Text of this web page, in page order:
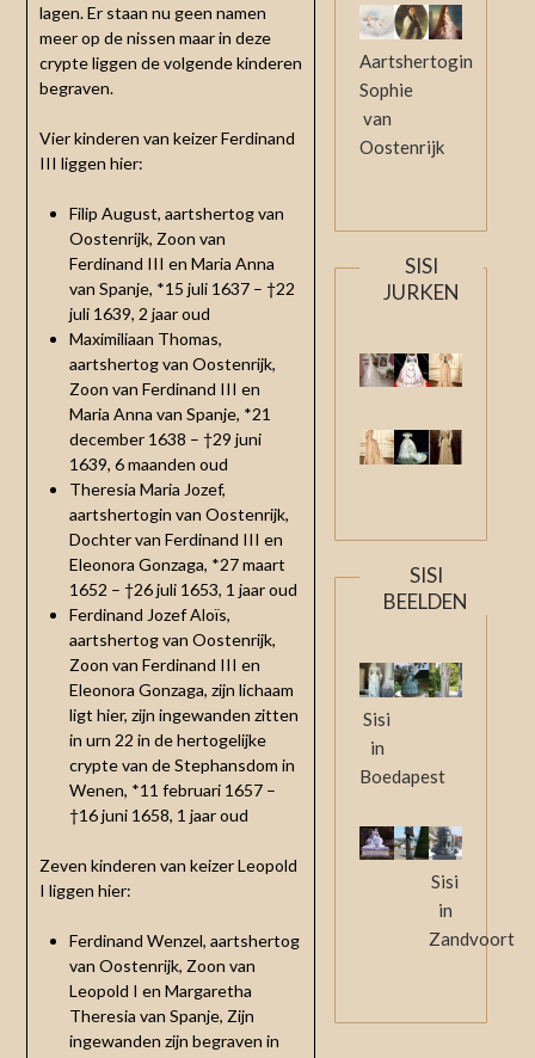
lagen. Er staan nu geen namen
meer op de nissen maar in deze
crypte liggen de volgende kinderen
begraven.
Vier kinderen van keizer Ferdinand
III liggen hier:
Filip August, aartshertog van
Oostenrijk, Zoon van
Ferdinand III en Maria Anna
van Spanje, *15 juli 1637 – †22
juli 1639, 2 jaar oud
Maximiliaan Thomas,
aartshertog van Oostenrijk,
Zoon van Ferdinand III en
Maria Anna van Spanje, *21
december 1638 – †29 juni
1639, 6 maanden oud
Theresia Maria Jozef,
aartshertogin van Oostenrijk,
Dochter van Ferdinand III en
Eleonora Gonzaga, *27 maart
1652 – †26 juli 1653, 1 jaar oud
Ferdinand Jozef Aloïs,
aartshertog van Oostenrijk,
Zoon van Ferdinand III en
Eleonora Gonzaga, zijn lichaam
ligt hier, zijn ingewanden zitten
in urn 22 in de hertogelijke
crypte van de Stephansdom in
Wenen, *11 februari 1657 –
†16 juni 1658, 1 jaar oud
Zeven kinderen van keizer Leopold
I liggen hier:
Ferdinand Wenzel, aartshertog
van Oostenrijk, Zoon van
Leopold I en Margaretha
Theresia van Spanje, Zijn
ingewanden zijn begraven in
Aartshertogin
Sophie
van
Oostenrijk
SISI
JURKEN
SISI
BEELDEN
Sisi
in
Boedapest
Sisi
in
Zandvoort